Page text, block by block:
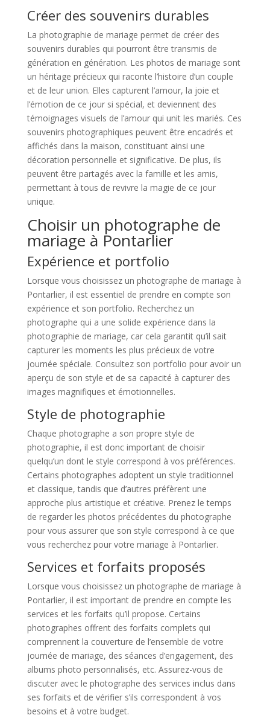
Créer des souvenirs durables
La photographie de mariage permet de créer des
souvenirs durables qui pourront être transmis de
génération en génération. Les photos de mariage sont
un héritage précieux qui raconte l’histoire d’un couple
et de leur union. Elles capturent l’amour, la joie et
l’émotion de ce jour si spécial, et deviennent des
témoignages visuels de l’amour qui unit les mariés. Ces
souvenirs photographiques peuvent être encadrés et
affichés dans la maison, constituant ainsi une
décoration personnelle et significative. De plus, ils
peuvent être partagés avec la famille et les amis,
permettant à tous de revivre la magie de ce jour
unique.
Choisir un photographe de
mariage à Pontarlier
Expérience et portfolio
Lorsque vous choisissez un photographe de mariage à
Pontarlier, il est essentiel de prendre en compte son
expérience et son portfolio. Recherchez un
photographe qui a une solide expérience dans la
photographie de mariage, car cela garantit qu’il sait
capturer les moments les plus précieux de votre
journée spéciale. Consultez son portfolio pour avoir un
aperçu de son style et de sa capacité à capturer des
images magnifiques et émotionnelles.
Style de photographie
Chaque photographe a son propre style de
photographie, il est donc important de choisir
quelqu’un dont le style correspond à vos préférences.
Certains photographes adoptent un style traditionnel
et classique, tandis que d’autres préfèrent une
approche plus artistique et créative. Prenez le temps
de regarder les photos précédentes du photographe
pour vous assurer que son style correspond à ce que
vous recherchez pour votre mariage à Pontarlier.
Services et forfaits proposés
Lorsque vous choisissez un photographe de mariage à
Pontarlier, il est important de prendre en compte les
services et les forfaits qu’il propose. Certains
photographes offrent des forfaits complets qui
comprennent la couverture de l’ensemble de votre
journée de mariage, des séances d’engagement, des
albums photo personnalisés, etc. Assurez-vous de
discuter avec le photographe des services inclus dans
ses forfaits et de vérifier s’ils correspondent à vos
besoins et à votre budget.